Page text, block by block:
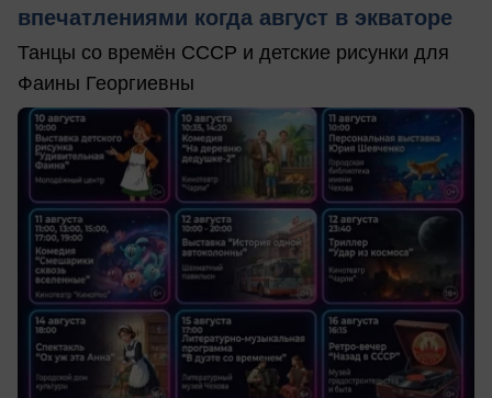
впечатлениями когда август в экваторе
Танцы со времён СССР и детские рисунки для
Фаины Георгиевны